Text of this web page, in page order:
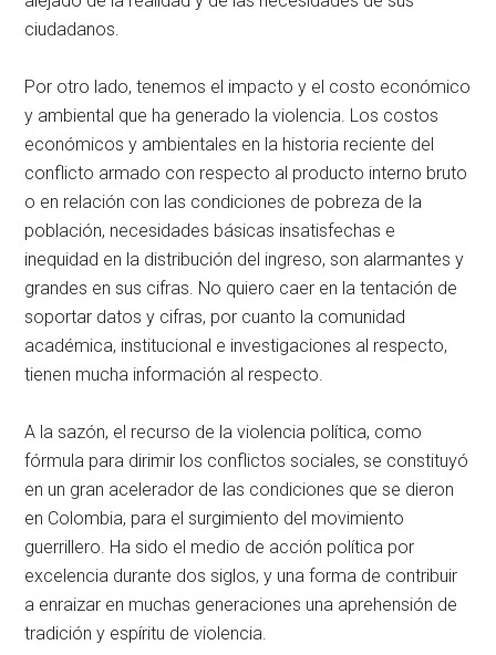
ciudadanos.
Por otro lado, tenemos el impacto y el costo económico
y ambiental que ha generado la violencia. Los costos
económicos y ambientales en la historia reciente del
conflicto armado con respecto al producto interno bruto
o en relación con las condiciones de pobreza de la
población, necesidades básicas insatisfechas e
inequidad en la distribución del ingreso, son alarmantes y
grandes en sus cifras. No quiero caer en la tentación de
soportar datos y cifras, por cuanto la comunidad
académica, institucional e investigaciones al respecto,
tienen mucha información al respecto.
A la sazón, el recurso de la violencia política, como
fórmula para dirimir los conflictos sociales, se constituyó
en un gran acelerador de las condiciones que se dieron
en Colombia, para el surgimiento del movimiento
guerrillero. Ha sido el medio de acción política por
excelencia durante dos siglos, y una forma de contribuir
a enraizar en muchas generaciones una aprehensión de
tradición y espíritu de violencia.